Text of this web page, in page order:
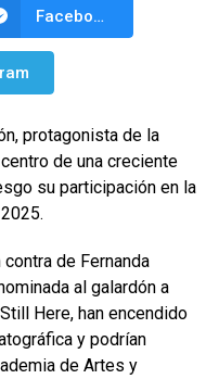
Facebook Messenger
protagonista de la
de una creciente
su participación en la
de Fernanda
al galardón a
Here, han encendido
y podrían
de Artes y